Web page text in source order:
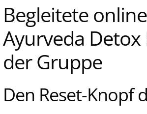
Begleitete online
Ayurveda Detox
der Gruppe
Den Reset-Knopf